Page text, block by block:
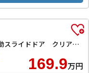
ストライプスG バックカメラ 両側電動スライドドア クリアランスソナー 衝突被害軽減システム オートライト LEDヘッドランプ スマートキー アイドリングストップ 電動格納ミラー シートヒーター ベンチシート CVT
169.9万円